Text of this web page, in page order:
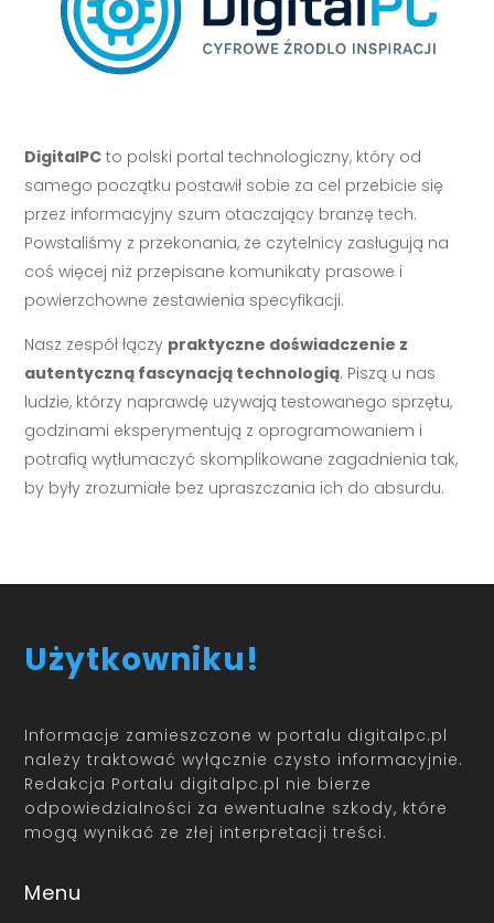
DigitalPC to polski portal technologiczny, który od
samego początku postawił sobie za cel przebicie się
przez informacyjny szum otaczający branżę tech.
Powstaliśmy z przekonania, że czytelnicy zasługują na
coś więcej niż przepisane komunikaty prasowe i
powierzchowne zestawienia specyfikacji.
Nasz zespół łączy praktyczne doświadczenie z
autentyczną fascynacją technologią. Piszą u nas
ludzie, którzy naprawdę używają testowanego sprzętu,
godzinami eksperymentują z oprogramowaniem i
potrafią wytłumaczyć skomplikowane zagadnienia tak,
by były zrozumiałe bez upraszczania ich do absurdu.
Użytkowniku!
Informacje zamieszczone w portalu digitalpc.pl
należy traktować wyłącznie czysto informacyjnie.
Redakcja Portalu digitalpc.pl nie bierze
odpowiedzialności za ewentualne szkody, które
mogą wynikać ze złej interpretacji treści.
Menu